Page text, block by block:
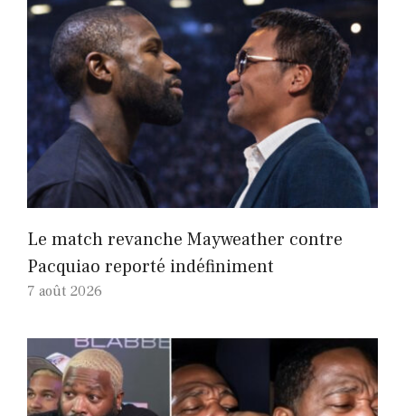
Le match revanche Mayweather contre
Pacquiao reporté indéfiniment
7 août 2026